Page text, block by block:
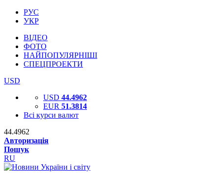
РУС
УКР
ВІДЕО
ФОТО
НАЙПОПУЛЯРНІШІ
СПЕЦПРОЕКТИ
USD
USD 44.4962
EUR 51.3814
Всі курси валют
44.4962
Авторизація
Пошук
RU